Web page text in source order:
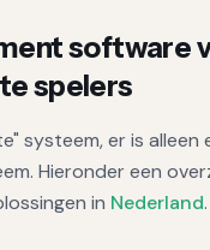
software
spelers
systeem, er is alleen
Hieronder een
in Nederland.